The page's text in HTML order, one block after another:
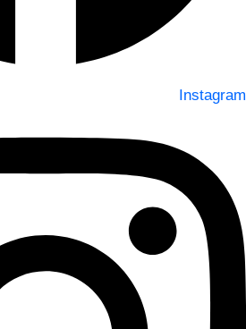
Instagram